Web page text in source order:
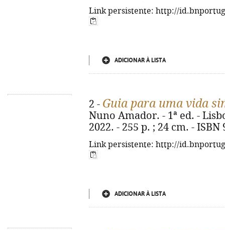
Link persistente: http://
ADICIONAR À LISTA
2 - Guia para uma vida
Nuno Amador. - 1ª ed. -
2022. - 255 p. ; 24 cm. - ISBN
Link persistente: http://
ADICIONAR À LISTA